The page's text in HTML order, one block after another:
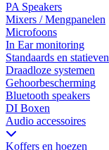
PA Speakers
Mixers / Mengpanelen
Microfoons
In Ear monitoring
Standaards en statieven
Draadloze systemen
Gehoorbescherming
Bluetooth speakers
DI Boxen
Audio accessoires
Koffers en hoezen